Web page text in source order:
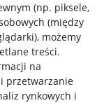
(np. piksele,
(między
, możemy
treści.
na
przetwarzanie
rynkowych i